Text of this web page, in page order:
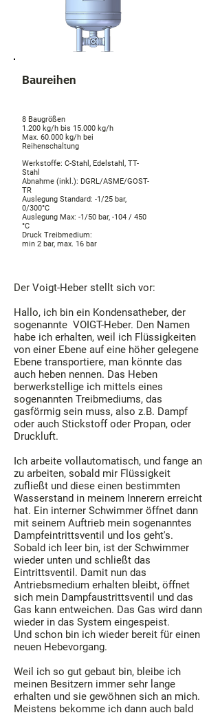
Baureihen
8 Baugrößen
1.200 kg/h bis 15.000 kg/h
Max. 60.000 kg/h bei
Reihenschaltung
Werkstoffe: C-Stahl, Edelstahl, TT-
Stahl
Abnahme (inkl.): DGRL/ASME/GOST-
TR
Auslegung Standard: -1/25 bar,
0/300°C
Auslegung Max: -1/50 bar, -104 / 450
°C
Druck Treibmedium:
min 2 bar, max. 16 bar
Der Voigt-Heber stellt sich vor:
Hallo, ich bin ein Kondensatheber, der
sogenannte VOIGT-Heber. Den Namen
habe ich erhalten, weil ich Flüssigkeiten
von einer Ebene auf eine höher gelegene
Ebene transportiere, man könnte das
auch heben nennen. Das Heben
berwerkstellige ich mittels eines
sogenannten Treibmediums, das
gasförmig sein muss, also z.B. Dampf
oder auch Stickstoff oder Propan, oder
Druckluft.
Ich arbeite vollautomatisch, und fange an
zu arbeiten, sobald mir Flüssigkeit
zufließt und diese einen bestimmten
Wasserstand in meinem Innerern erreicht
hat. Ein interner Schwimmer öffnet dann
mit seinem Auftrieb mein sogenanntes
Dampfeintrittsventil und los geht's.
Sobald ich leer bin, ist der Schwimmer
wieder unten und schließt das
Eintrittsventil. Damit nun das
Antriebsmedium erhalten bleibt, öffnet
sich mein Dampfaustrittsventil und das
Gas kann entweichen. Das Gas wird dann
wieder in das System eingespeist.
Und schon bin ich wieder bereit für einen
neuen Hebevorgang.
Weil ich so gut gebaut bin, bleibe ich
meinen Besitzern immer sehr lange
erhalten und sie gewöhnen sich an mich.
Meistens bekomme ich dann auch bald